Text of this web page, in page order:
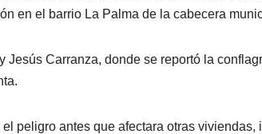
en el barrio La Palma de la cabecera
Carranza, donde se reportó la
peligro antes que afectara otras viviendas,